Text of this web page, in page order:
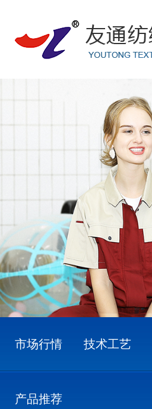
市场行情 技术工艺
产品推荐